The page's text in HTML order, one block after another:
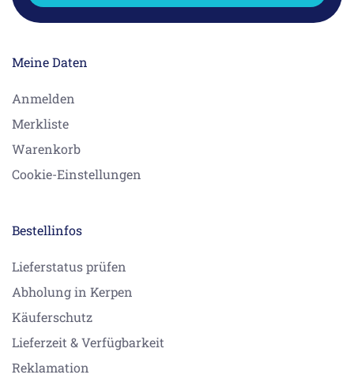
Meine Daten
Anmelden
Merkliste
Warenkorb
Cookie-Einstellungen
Bestellinfos
Lieferstatus prüfen
Abholung in Kerpen
Käuferschutz
Lieferzeit & Verfügbarkeit
Reklamation